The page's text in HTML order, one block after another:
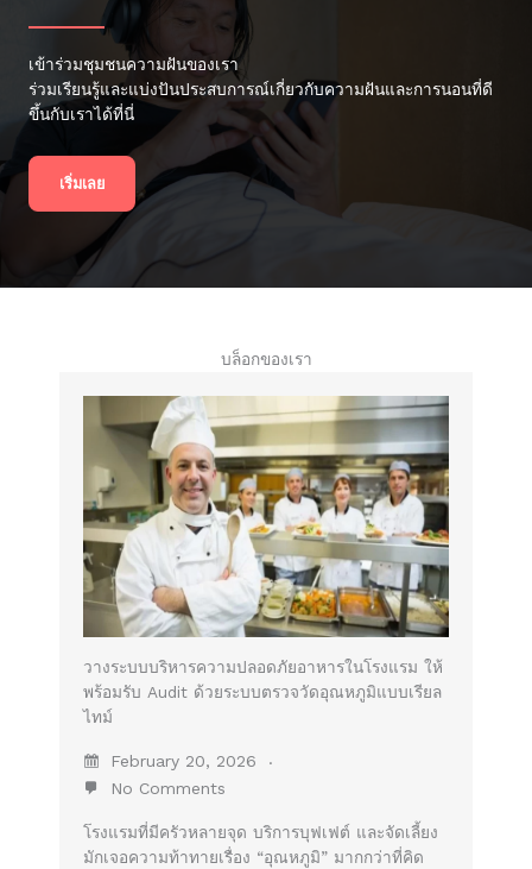
เข้าร่วมชุมชนความฝันของเรา
ร่วมเรียนรู้และแบ่งปันประสบการณ์เกี่ยวกับความฝันและการนอนที่ดี
ขึ้นกับเราได้ที่นี่
เริ่มเลย
บล็อกของเรา
วางระบบบริหารความปลอดภัยอาหารในโรงแรม ให้
พร้อมรับ Audit ด้วยระบบตรวจวัดอุณหภูมิแบบเรียล
ไทม์
February 20, 2026
No Comments
โรงแรมที่มีครัวหลายจุด บริการบุฟเฟต์ และจัดเลี้ยง
มักเจอความท้าทายเรื่อง “อุณหภูมิ” มากกว่าที่คิด